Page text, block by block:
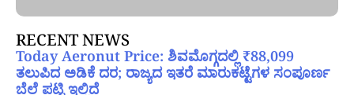
RECENT NEWS
Today Aeronut Price: ಶಿವಮೊಗ್ಗದಲ್ಲಿ ₹88,099
ತಲುಪಿದ ಅಡಿಕೆ ದರ; ರಾಜ್ಯದ ಇತರೆ ಮಾರುಕಟ್ಟೆಗಳ ಸಂಪೂರ್ಣ
ಬೆಲೆ ಪಟ್ಟಿ ಇಲ್ಲಿದೆ